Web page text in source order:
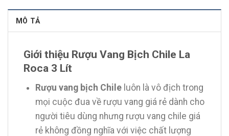
MÔ TẢ
Giới thiệu Rượu Vang Bịch Chile La
Roca 3 Lít
Rượu vang bịch Chileluôn là vô địch trong
mọi cuộc đua về rượu vang giá rẻ dành cho
người tiêu dùng nhưng rượu vang chile giá
rẻ không đồng nghĩa với việc chất lượng